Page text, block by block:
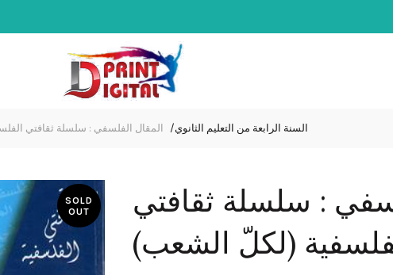
السنة الرابعة من التعليم الثانوي المقال الفلسفي : سلسلة ثقافتي
SOLD
OUT
: سلسلة ثقافتي
(لكلّ الشعب)